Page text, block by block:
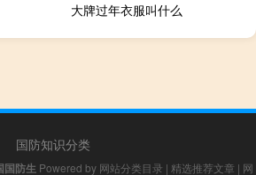
大牌过年衣服叫什么
国防知识分类
国防生 Powered by 网站分类目录 | 精选推荐文章 | 网